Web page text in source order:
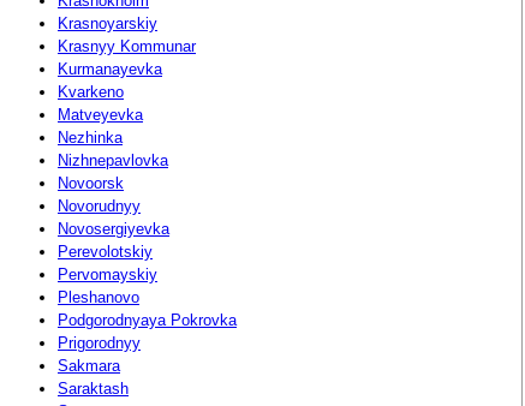
Krasnoyarskiy
Krasnyy Kommunar
Kurmanayevka
Kvarkeno
Matveyevka
Nezhinka
Nizhnepavlovka
Novoorsk
Novorudnyy
Novosergiyevka
Perevolotskiy
Pervomayskiy
Pleshanovo
Podgorodnyaya Pokrovka
Prigorodnyy
Sakmara
Saraktash